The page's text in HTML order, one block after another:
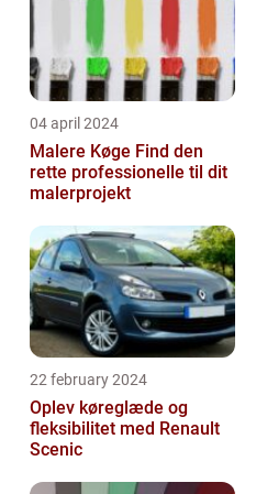
04 april 2024
Malere Køge Find den
rette professionelle til dit
malerprojekt
22 february 2024
Oplev køreglæde og
fleksibilitet med Renault
Scenic